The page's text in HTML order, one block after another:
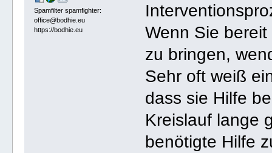
Spamfilter spamfighter:
office@bodhie.eu
https://bodhie.eu
Wenn Sie
zu bringen,
Sehr oft weiß
dass sie Hilfe
Kreislauf lange
benötigte Hilfe